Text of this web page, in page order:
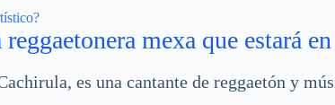
mexa que estará
es una cantante de reggaetón y